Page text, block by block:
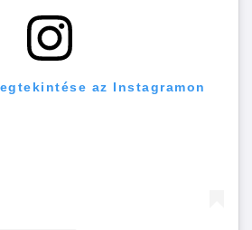
az Instagramon